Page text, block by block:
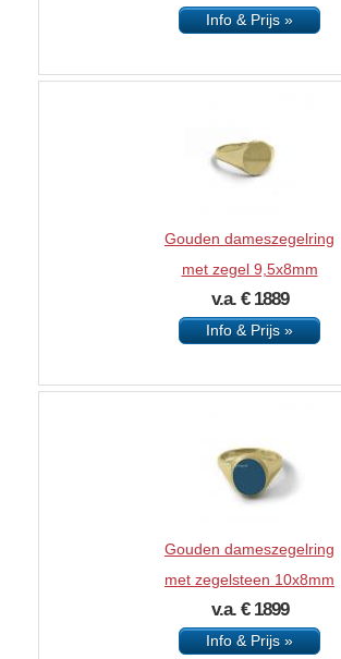
Info & Prijs »
Gouden dameszegelring
met zegel 9,5x8mm
v.a. € 1889
Info & Prijs »
Gouden dameszegelring
met zegelsteen 10x8mm
v.a. € 1899
Info & Prijs »